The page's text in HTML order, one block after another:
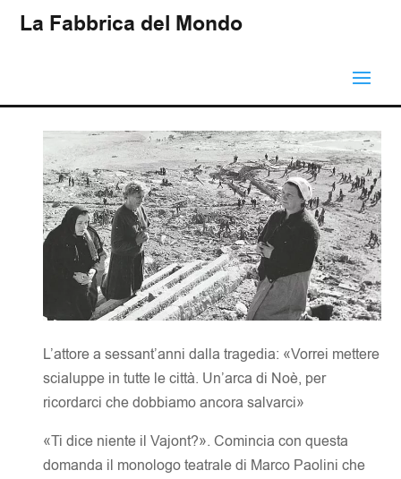
La Fabbrica del Mondo
L’attore a sessant’anni dalla tragedia: «Vorrei mettere
scialuppe in tutte le città. Un’arca di Noè, per
ricordarci che dobbiamo ancora salvarci»
«Ti dice niente il Vajont?». Comincia con questa
domanda il monologo teatrale di Marco Paolini che